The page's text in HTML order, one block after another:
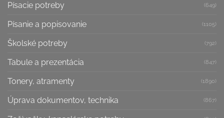
Písacie potreby (649)
Písanie a popisovanie (1105)
Školské potreby (792)
Tabule a prezentácia (847)
Tonery, atramenty (1890)
Úprava dokumentov, technika (867)